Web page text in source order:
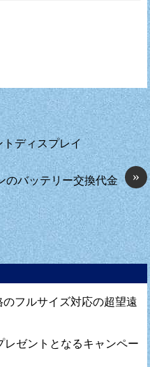
ディスプレイ
»
のバッテリー交換代金
フルサイズ対応の超望遠
ゼントとなるキャンペー